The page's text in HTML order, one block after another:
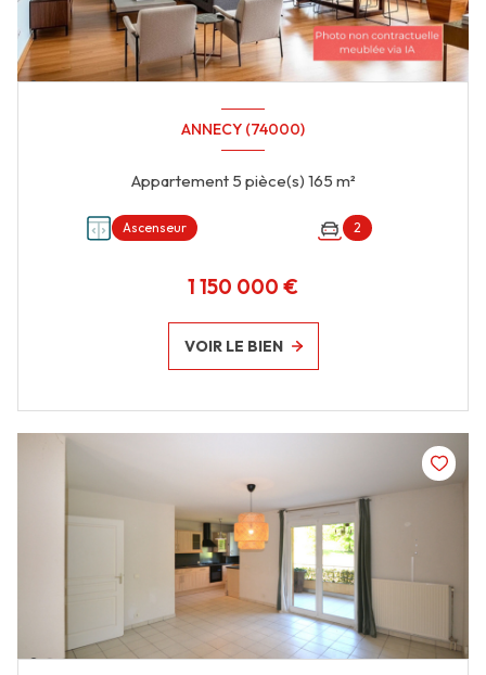
ANNECY (74000)
Appartement 5 pièce(s) 165 m²
Ascenseur 2
1 150 000 €
VOIR LE BIEN